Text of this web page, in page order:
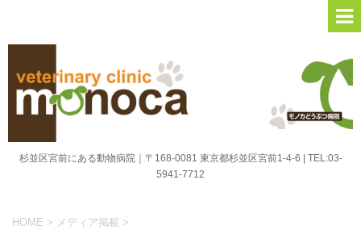
杉並区宮前にある動物病院｜〒168-0081 東京都杉並区宮前1-4-6 | TEL:03-
5941-7712
HOME > メディア掲載 >